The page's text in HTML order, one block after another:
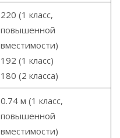
220 (1 класс,
повышенной
вместимости)
192 (1 класс)
180 (2 класса)
0.74 м (1 класс,
повышенной
вместимости)